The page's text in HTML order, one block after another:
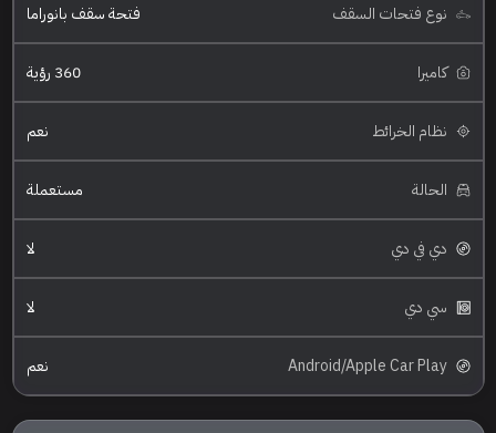
نوع فتحات السقف فتحة سقف بانوراما
كاميرا 360 رؤية
نظام الخرائط نعم
الحالة مستعملة
دي في دي لا
سي دي لا
Android/Apple Car Play نعم